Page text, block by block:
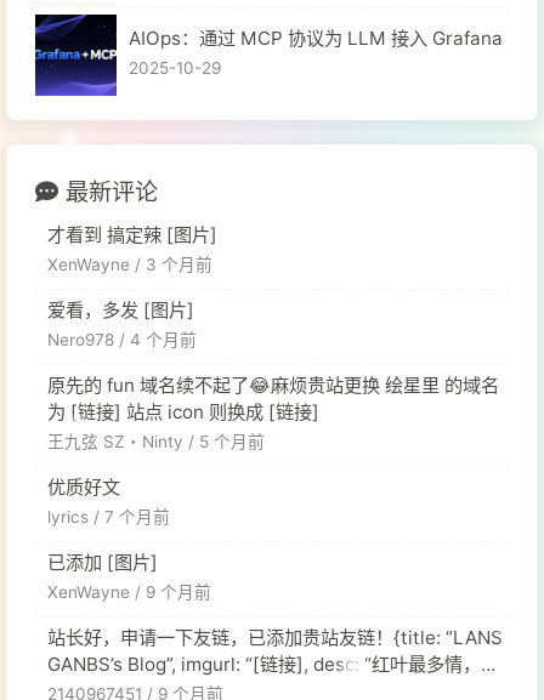
​AIOps：通过 MCP 协议为 LLM 接入 Grafana
2025-10-29
最新评论
才看到 搞定辣 [图片]
XenWayne / 3 个月前
爱看，多发 [图片]
Nero978 / 4 个月前
原先的 fun 域名续不起了😂麻烦贵站更换 绘星里 的域名
为 [链接] 站点 icon 则换成 [链接]
王九弦 SZ・Ninty / 5 个月前
优质好文
lyrics / 7 个月前
已添加 [图片]
XenWayne / 9 个月前
站长好，申请一下友链，已添加贵站友链！{title: “LANS
GANBS’s Blog”, imgurl: “[链接], desc: “红叶最多情，一
2140967451 / 9 个月前